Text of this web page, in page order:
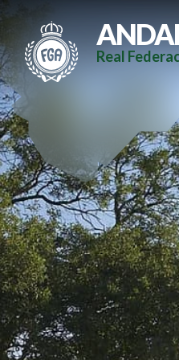
Real